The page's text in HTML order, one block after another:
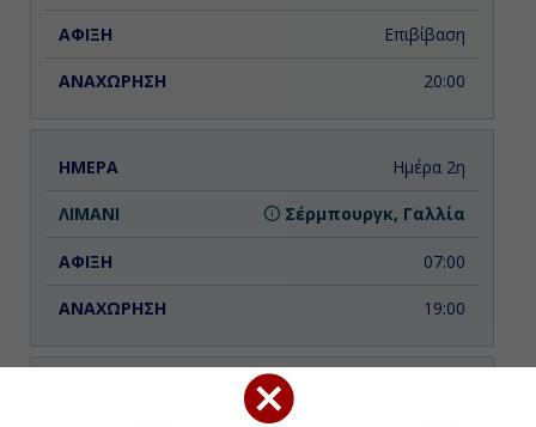
Επιβίβαση
20:00
Ημέρα 2η
Σέρμπουργκ, Γαλλία
07:00
19:00